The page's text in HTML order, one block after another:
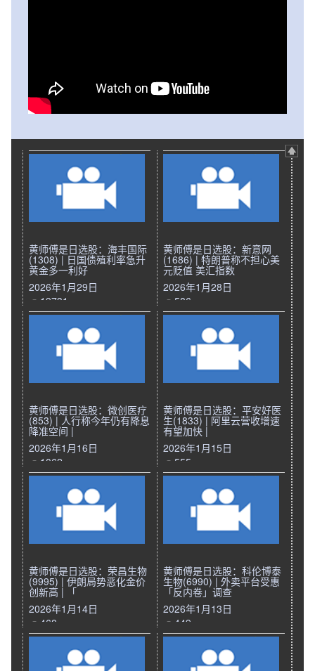
黄师傅是日选股：海丰国际
(1308) | 日国债殖利率急升
黄金多一利好
2026年1月29日
19731
黄师傅是日选股：新意网
(1686) | 特朗普称不担心美
元贬值 美汇指数
2026年1月28日
586
黄师傅是日选股：微创医疗
(853) | 人行称今年仍有降息
降准空间 |
2026年1月16日
1062
黄师傅是日选股：平安好医
生(1833) | 阿里云营收增速
有望加快 |
2026年1月15日
555
黄师傅是日选股：荣昌生物
(9995) | 伊朗局势恶化金价
创新高 | 「
2026年1月14日
468
黄师傅是日选股：科伦博泰
生物(6990) | 外卖平台受惠
「反内卷」调查
2026年1月13日
449